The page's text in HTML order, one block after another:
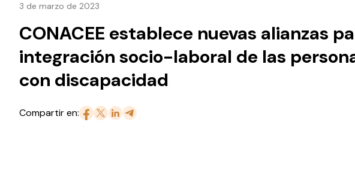
3 de marzo de 2023
CONACEE establece nuevas alianzas
integración socio-laboral de las
con discapacidad
Compartir en: